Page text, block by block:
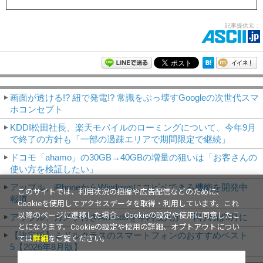
記事提供元：
画面が透ける!? 紐で発電!? 常識をぶっ壊すGoogleの次世代スマ
ホコンセプト
KDDI松田社長、楽天モバイルのローミングについて、今年9月
で終了の方針も「一部の過疎エリアで期間限定で継続」
ドコモ「ahamo」の30GB→40GBの増量の狙いは「お客さんの
使い方を検証したい」
アップル、iPhoneからWindowsにコピペできる機能を開発中
報道
アップル、カメラ付きAirPodsを年内投入か 早ければ9月に
【決定版】ミドルクラスのスマートフォンのおすすめベスト
5【2026年8月版】
このサイトでは、利用状況の把握や広告配信などのために、
Cookieを使用してアクセスデータを取得・利用しています。これ
以降のページに遷移した場合、Cookieの設定や使用に同意したこ
とになります。Cookieの設定や使用の詳細、オプトアウトについ
ては詳細をご覧ください。